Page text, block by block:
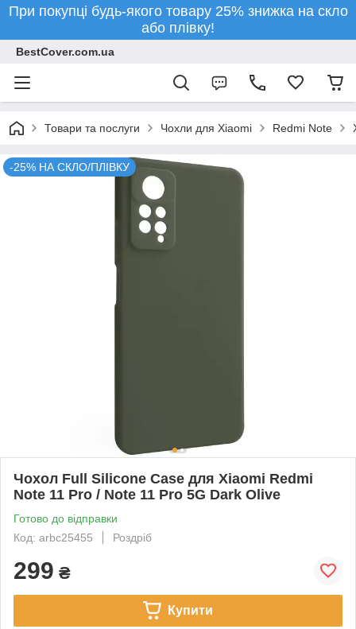
При покупці будь-якого товару 25% знижка на скло
або плівку!
BestCover.com.ua
Товари та послуги Чохли для Xiaomi Redmi Note
-25% НА СКЛО/ПЛІВКУ
Чохол Full Silicone Case для Xiaomi Redmi
Note 11 Pro / Note 11 Pro 5G Dark Olive
Готово до відправки
Код: arbc25455
Роздріб
299 ₴
Купити